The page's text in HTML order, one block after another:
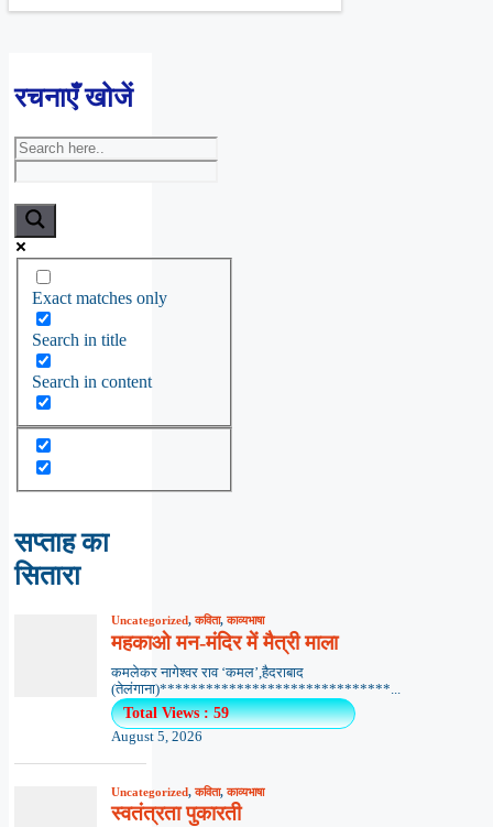
रचनाएँ खोजें
Exact matches only
Search in title
Search in content
सप्ताह का
सितारा
Uncategorized,कविता,काव्यभाषा
महकाओ मन-मंदिर में मैत्री माला
कमलेकर नागेश्वर राव ‘कमल’,हैदराबाद
(तेलंगाना)******************************...
Total Views : 59
August 5, 2026
Uncategorized,कविता,काव्यभाषा
स्वतंत्रता पुकारती